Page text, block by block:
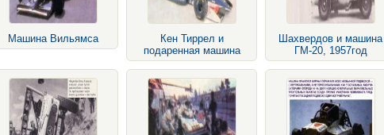
Машина Вильямса
Кен Тиррел и
подаренная машина
Шахвердов и машина
ГМ-20, 1957год